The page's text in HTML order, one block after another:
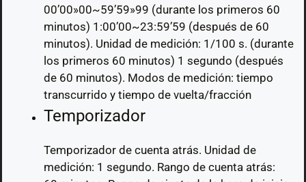
00’00»00~59’59»99 (durante los primeros 60
minutos) 1:00’00~23:59’59 (después de 60
minutos). Unidad de medición: 1/100 s. (durante
los primeros 60 minutos) 1 segundo (después
de 60 minutos). Modos de medición: tiempo
transcurrido y tiempo de vuelta/fracción
Temporizador
Temporizador de cuenta atrás. Unidad de
medición: 1 segundo. Rango de cuenta atrás: